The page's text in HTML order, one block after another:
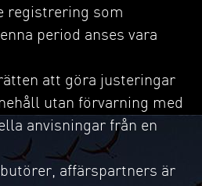
registrering som
period anses vara
att göra justeringar
utan förvarning med
anvisningar från en
affärspartners är